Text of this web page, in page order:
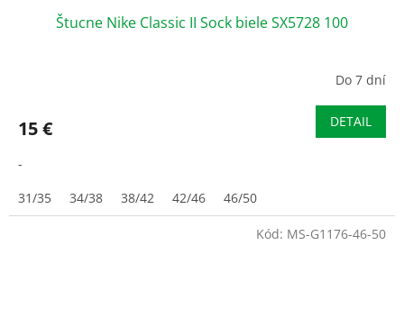
Štucne Nike Classic II Sock biele SX5728 100
Do 7 dní
15 € DETAIL
-
31/35
34/38 38/42 42/46 46/50
Kód: MS-G1176-46-50